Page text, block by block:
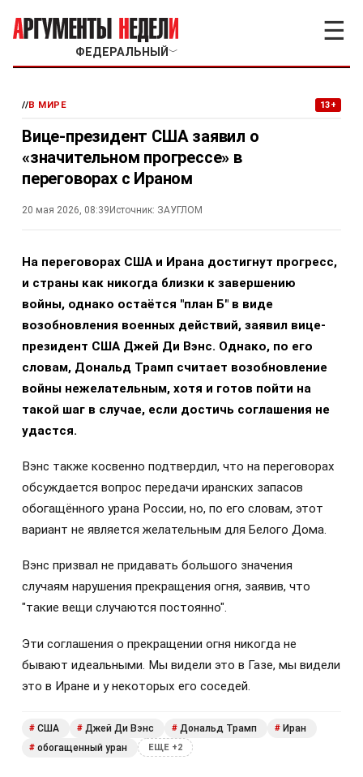
ФЕДЕРАЛЬНЫЙ ﹀
☰
//В МИРЕ 13+
Вице-президент США заявил о
«значительном прогрессе» в
переговорах с Ираном
20 мая 2026, 08:39 Источник: ЗАУГЛОМ
На переговорах США и Ирана достигнут прогресс,
и страны как никогда близки к завершению
войны, однако остаётся "план Б" в виде
возобновления военных действий, заявил вице-
президент США Джей Ди Вэнс. Однако, по его
словам, Дональд Трамп считает возобновление
войны нежелательным, хотя и готов пойти на
такой шаг в случае, если достичь соглашения не
удастся.
Вэнс также косвенно подтвердил, что на переговорах
обсуждается вопрос передачи иранских запасов
обогащённого урана России, но, по его словам, этот
вариант не является желательным для Белого Дома.
Вэнс призвал не придавать большого значения
случаям нарушения прекращения огня, заявив, что
"такие вещи случаются постоянно".
Эти соглашения о прекращении огня никогда не
бывают идеальными. Мы видели это в Газе, мы видели
это в Иране и у некоторых его соседей.
# США # Джей Ди Вэнс # Дональд Трамп # Иран
# обогащенный уран ЕЩЕ +2